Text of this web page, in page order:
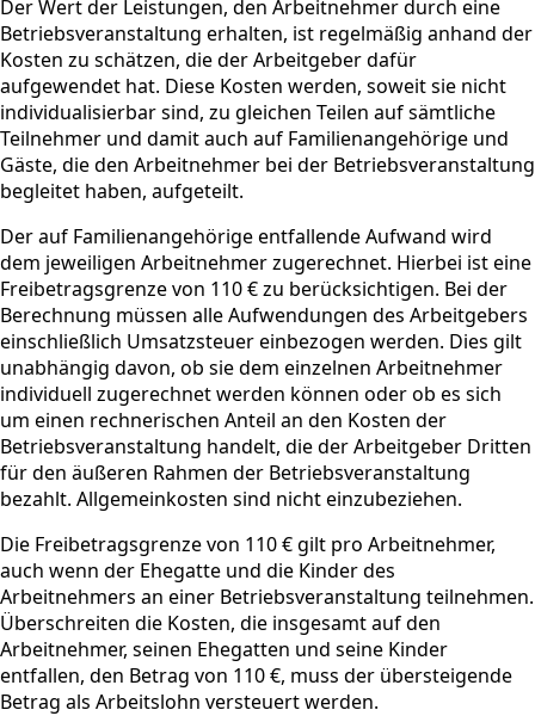
Der Wert der Leistungen, den Arbeitnehmer durch eine
Betriebsveranstaltung erhalten, ist regelmäßig anhand der
Kosten zu schätzen, die der Arbeitgeber dafür
aufgewendet hat. Diese Kosten werden, soweit sie nicht
individualisierbar sind, zu gleichen Teilen auf sämtliche
Teilnehmer und damit auch auf Familienangehörige und
Gäste, die den Arbeitnehmer bei der Betriebsveranstaltung
begleitet haben, aufgeteilt.
Der auf Familienangehörige entfallende Aufwand wird
dem jeweiligen Arbeitnehmer zugerechnet. Hierbei ist eine
Freibetragsgrenze von 110 € zu berücksichtigen. Bei der
Berechnung müssen alle Aufwendungen des Arbeitgebers
einschließlich Umsatzsteuer einbezogen werden. Dies gilt
unabhängig davon, ob sie dem einzelnen Arbeitnehmer
individuell zugerechnet werden können oder ob es sich
um einen rechnerischen Anteil an den Kosten der
Betriebsveranstaltung handelt, die der Arbeitgeber Dritten
für den äußeren Rahmen der Betriebsveranstaltung
bezahlt. Allgemeinkosten sind nicht einzubeziehen.
Die Freibetragsgrenze von 110 € gilt pro Arbeitnehmer,
auch wenn der Ehegatte und die Kinder des
Arbeitnehmers an einer Betriebsveranstaltung teilnehmen.
Überschreiten die Kosten, die insgesamt auf den
Arbeitnehmer, seinen Ehegatten und seine Kinder
entfallen, den Betrag von 110 €, muss der übersteigende
Betrag als Arbeitslohn versteuert werden.